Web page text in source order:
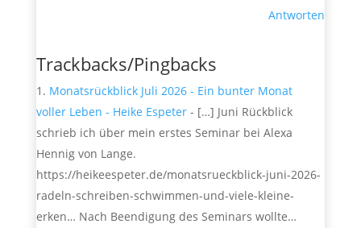
Antworten
Trackbacks/Pingbacks
Monatsrückblick Juli 2026 - Ein bunter Monat
voller Leben - Heike Espeter- […] Juni Rückblick
schrieb ich über mein erstes Seminar bei Alexa
Hennig von Lange.
https://heikeespeter.de/monatsrueckblick-juni-2026-
radeln-schreiben-schwimmen-und-viele-kleine-
erken… Nach Beendigung des Seminars wollte…